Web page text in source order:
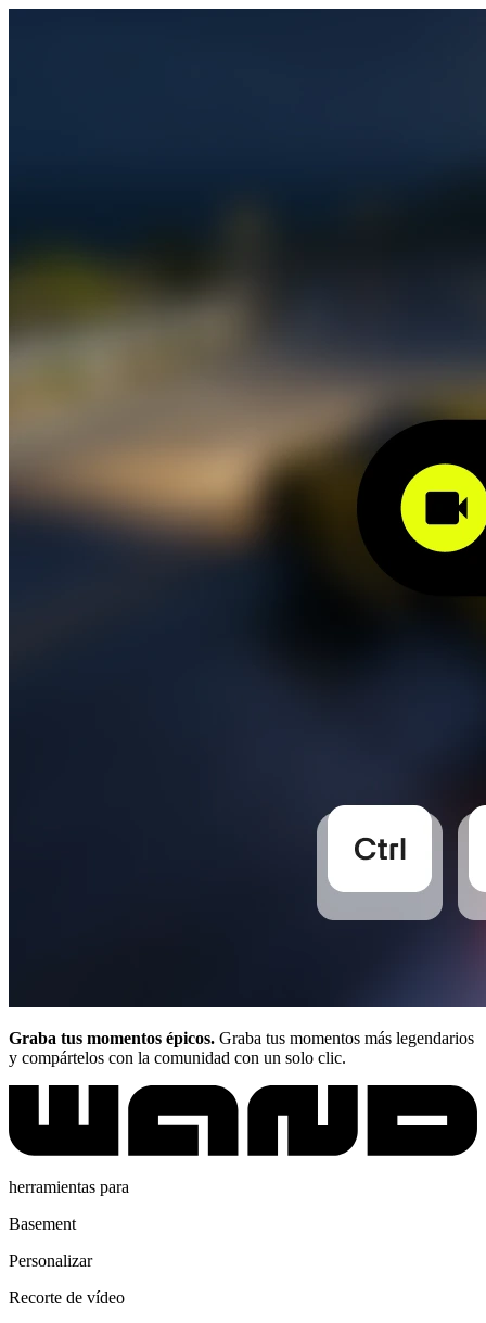
Graba tus momentos épicos. Graba tus momentos más legendarios
y compártelos con la comunidad con un solo clic.
herramientas para
Basement
Personalizar
Recorte de vídeo